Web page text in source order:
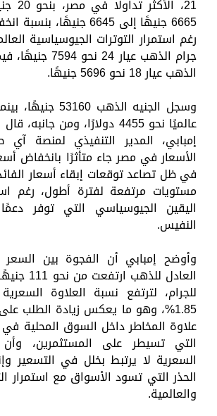
21،
رغم استمرار التوترات الجيوسياسية
جرام الذهب عيار
الذهب عيار 18 نحو 5696 جنيهًا.
وسجل الجنيه الذهب
عالميًا نحو 4455 دولارًا، ومن
إمبابي، المدير التنفيذي لمنصة آي
الأسعار في مصر جاء متأثرًا بانخفاض
في ظل تصاعد توقعات إبقاء أسعار
مستويات مرتفعة لفترة أطول، رغم
اليقين الجيوسياسي التي توفر
النفيس.
وأوضح إمبابي أن الفجوة بين
1.85%، وهو ما يعكس زيادة الطلب
علاوة المخاطر داخل السوق المحلية
التي تسيطر على المستثمرين،
السعرية لا يرتبط بخلل في التسعير
الحذر التي تسود الأسواق مع استمرار
والعالمية.